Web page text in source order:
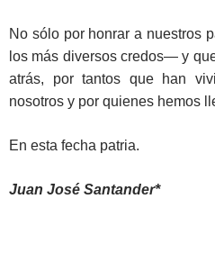
No sólo por honrar a nuestros
los más diversos credos— y
atrás, por tantos que han
nosotros y por quienes hemos
En esta fecha patria.
Juan José Santander*